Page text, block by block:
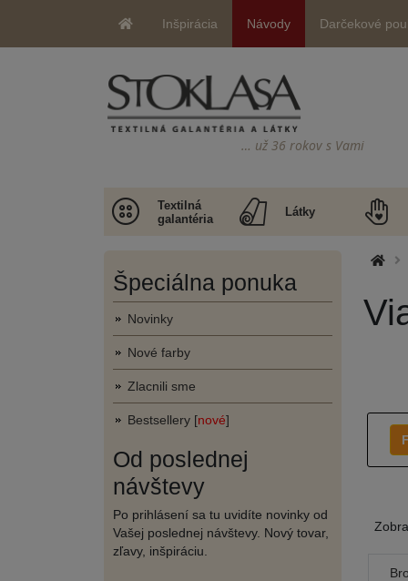
Inšpirácia Návody Darčekové
… už 36 rokov s Vami
Textilná
galantéria
Látky
Špeciálna ponuka
Novinky
Nové farby
Zlacnili sme
Bestsellery [nové]
Od poslednej
návštevy
Po prihlásení sa tu uvidíte novinky od
Vašej poslednej návštevy. Nový tovar,
zľavy, inšpiráciu.